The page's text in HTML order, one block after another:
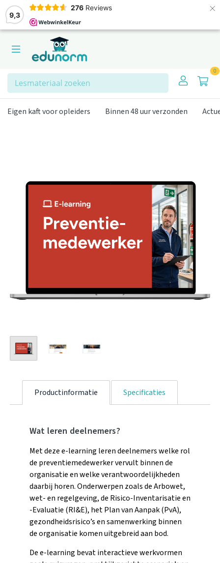
9,3
276 Reviews ×
Zoeken 0
Eigen kaft voor opleiders Binnen 48 uur verzonden
Productinformatie Specificaties
Wat leren deelnemers?
Met deze e-learning leren deelnemers welke rol
de preventiemedewerker vervult binnen de
organisatie en welke verantwoordelijkheden
daarbij horen. Onderwerpen zoals de Arbowet,
wet- en regelgeving, de Risico-Inventarisatie en
-Evaluatie (RI&E), het Plan van Aanpak (PvA),
gezondheidsrisico’s en samenwerking binnen
de organisatie komen uitgebreid aan bod.
De e-learning bevat interactieve werkvormen